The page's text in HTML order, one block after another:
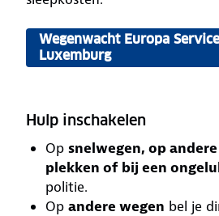
Wegenwacht Europa
Luxemburg
Hulp inschakelen
Op snelwegen, op
plekken of bij een
politie.
Op andere wegen bel je